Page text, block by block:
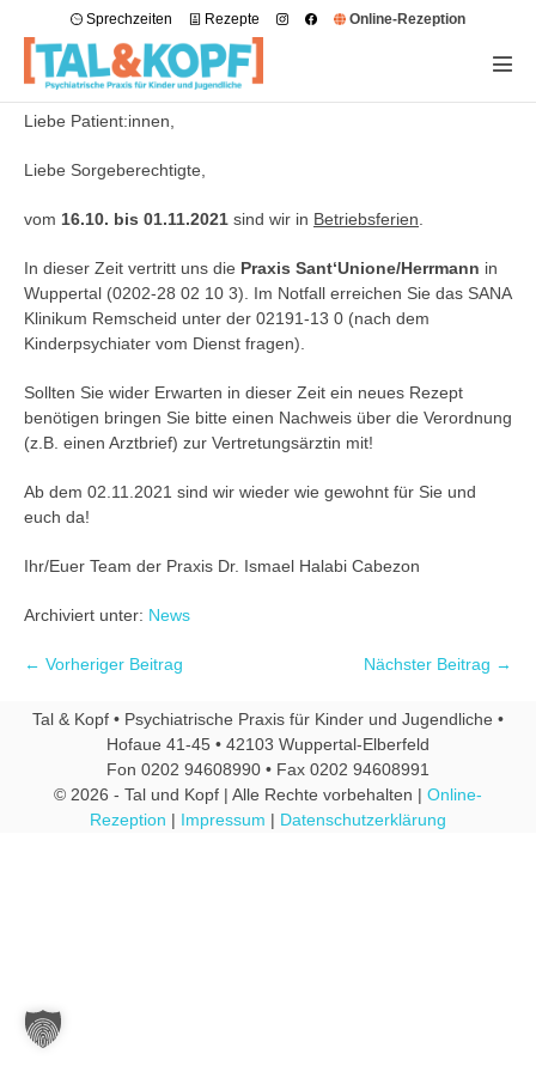
Sprechzeiten Rezepte Online-Rezeption
Liebe Patient:innen,
Liebe Sorgeberechtigte,
vom 16.10. bis 01.11.2021 sind wir in Betriebsferien
In dieser Zeit vertritt uns die Praxis Sant‘Unione/Herrmann in
Wuppertal (0202-28 02 10 3). Im Notfall erreichen Sie das SANA
Klinikum Remscheid unter der 02191-13 0 (nach dem
Kinderpsychiater vom Dienst fragen).
Sollten Sie wider Erwarten in dieser Zeit ein neues Rezept
benötigen bringen Sie bitte einen Nachweis über die Verordnung
(z.B. einen Arztbrief) zur Vertretungsärztin mit!
Ab dem 02.11.2021 sind wir wieder wie gewohnt für Sie und
euch da!
Ihr/Euer Team der Praxis Dr. Ismael Halabi Cabezon
Archiviert unter: News
← Vorheriger Beitrag Nächster Beitrag →
Tal & Kopf • Psychiatrische Praxis für Kinder und Jugendliche •
Hofaue 41-45 • 42103 Wuppertal-Elberfeld
Fon 0202 94608990 • Fax 0202 94608991
© 2026 - Tal und Kopf | Alle Rechte vorbehalten | Online-
Rezeption | Impressum | Datenschutzerklärung